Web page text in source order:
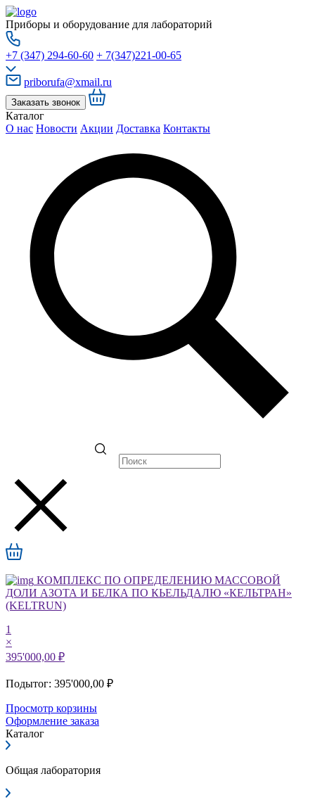
Приборы и оборудование для лабораторий
+7 (347) 294-60-60 + 7(347)221-00-65
priborufa@xmail.ru
Заказать звонок
Каталог
О нас Новости Акции Доставка Контакты
КОМПЛЕКС ПО ОПРЕДЕЛЕНИЮ МАССОВОЙ
ДОЛИ АЗОТА И БЕЛКА ПО КЬЕЛЬДАЛЮ «КЕЛЬТРАН»
(KELTRUN)
1
×
395'000,00 ₽
Подытог: 395'000,00 ₽
Просмотр корзины
Оформление заказа
Каталог
Общая лаборатория